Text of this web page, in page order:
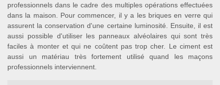
professionnels dans le cadre des multiples opérations effectuées
dans la maison. Pour commencer, il y a les briques en verre qui
assurent la conservation d'une certaine luminosité. Ensuite, il est
aussi possible d'utiliser les panneaux alvéolaires qui sont très
faciles à monter et qui ne coûtent pas trop cher. Le ciment est
aussi un matériau très fortement utilisé quand les maçons
professionnels interviennent.